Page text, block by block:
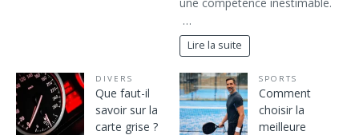
…
Lire la suite
DIVERS
Que faut-il
savoir sur la
carte grise ?
SPORTS
Comment
choisir la
meilleure